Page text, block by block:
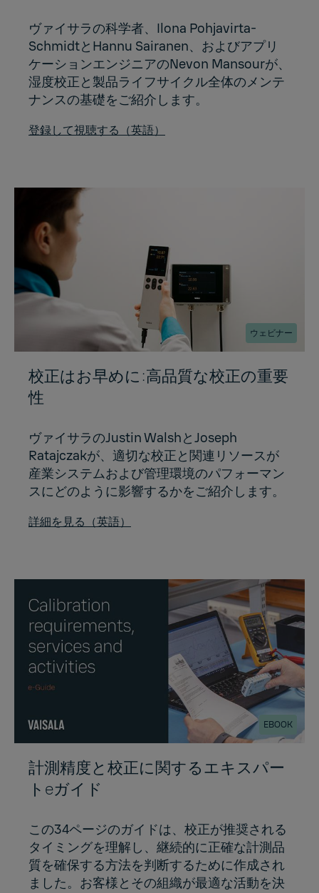
ヴァイサラの科学者、Ilona Pohjavirta-
SchmidtとHannu Sairanen、およびアプリ
ケーションエンジニアのNevon Mansourが、
湿度校正と製品ライフサイクル全体のメンテ
ナンスの基礎をご紹介します。
登録して視聴する（英語）
ウェビナー
校正はお早めに:高品質な校正の重要
性
ヴァイサラのJustin WalshとJoseph
Ratajczakが、適切な校正と関連リソースが
産業システムおよび管理環境のパフォーマン
スにどのように影響するかをご紹介します。
詳細を見る（英語）
EBOOK
計測精度と校正に関するエキスパー
トeガイド
この34ページのガイドは、校正が推奨される
タイミングを理解し、継続的に正確な計測品
質を確保する方法を判断するために作成され
ました。お客様とその組織が最適な活動を決